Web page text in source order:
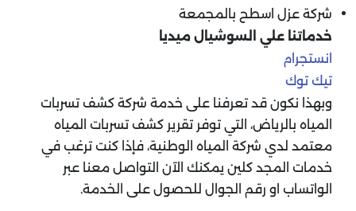
شركة عزل اسطح بالمجمعة
خدماتنا علي السوشيال ميديا
انستجرام
تيك توك
وبهذا نكون قد تعرفنا على خدمة شركة كشف تسربات
المياه بالرياض، التي توفر تقرير كشف تسربات المياه
معتمد لدي شركة المياه الوطنية، فإذا كنت ترغب في
خدمات المجد كلين يمكنك الآن التواصل معنا عبر
الواتساب او رقم الجوال للحصول على الخدمة.